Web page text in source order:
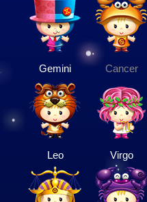
Gemini Cancer
Leo Virgo